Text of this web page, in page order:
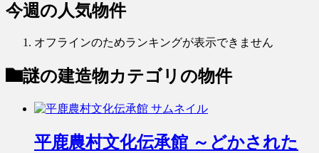
今週の人気物件
オフラインのためランキングが表示できません
謎の建造物カテゴリの物件
平鹿農村文化伝承館 ～どかされた